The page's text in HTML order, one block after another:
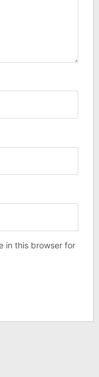
in this browser for